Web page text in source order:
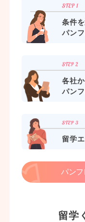
条件を
パン
各社
パン
留学
パンフ
留学